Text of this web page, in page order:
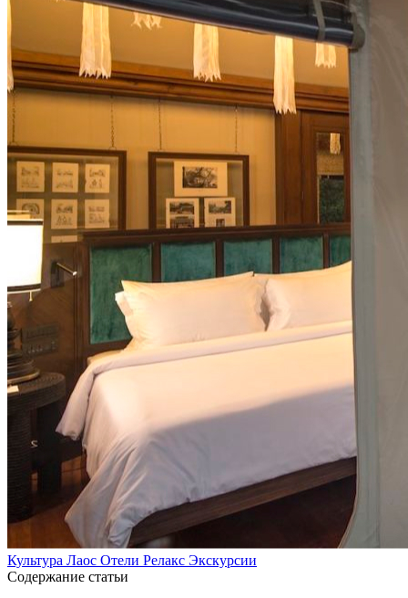
Культура Лаос Отели Релакс Экскурсии
Содержание статьи